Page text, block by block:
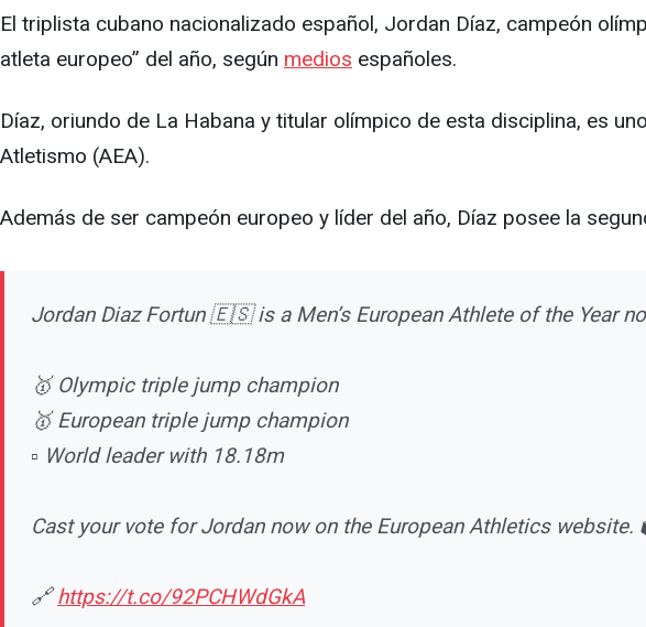
El triplista cubano nacionalizado español, Jordan Díaz, campeón
atleta europeo” del año, según medios españoles.
Díaz, oriundo de La Habana y titular olímpico de esta disciplina, es
Atletismo (AEA).
Además de ser campeón europeo y líder del año, Díaz posee la
Jordan Diaz Fortun 🇪🇸 is a Men’s European Athlete of the Year
🥇 Olympic triple jump champion
🥇 European triple jump champion
▫️ World leader with 18.18m
Cast your vote for Jordan now on the European Athletics
🔗https://t.co/92PCHWdGkA